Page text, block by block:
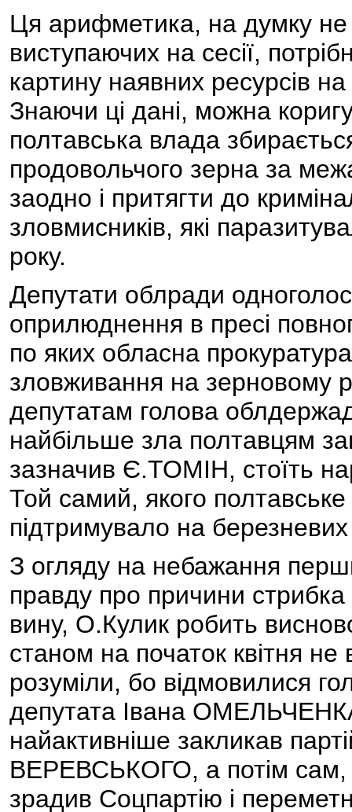
Ця арифметика, на думку
виступаючих на сесії,
картину наявних ресурсів
Знаючи ці дані, можна
полтавська влада
продовольчого зерна за
заодно і притягти до
зловмисників, які
року.
Депутати облради
оприлюднення в пресі
по яких обласна
зловживання на зерновому
депутатам голова
найбільше зла полтавцям
зазначив Є.ТОМІН, стоїть
Той самий, якого
підтримувало на
З огляду на небажання
правду про причини
вину, О.Кулик робить
станом на початок квітня не
розуміли, бо відмовилися
депутата Івана
найактивніше закликав
ВЕРЕВСЬКОГО, а потім сам,
зрадив Соцпартію і